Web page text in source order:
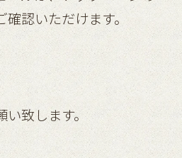
確認いただけます。
い致します。